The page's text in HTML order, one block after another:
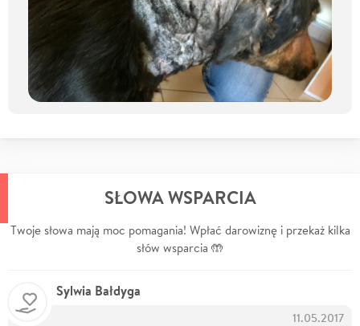
SŁOWA WSPARCIA
Twoje słowa mają moc pomagania! Wpłać darowiznę i przekaż kilka
słów wsparcia 🤲
Sylwia Bałdyga
11.05.2017